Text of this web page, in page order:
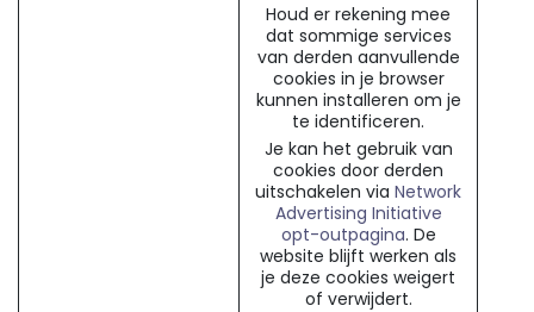
Houd er rekening mee
dat sommige services
van derden aanvullende
cookies in je browser
kunnen installeren om je
te identificeren.
Je kan het gebruik van
cookies door derden
uitschakelen via Network
Advertising Initiative
opt-outpagina. De
website blijft werken als
je deze cookies weigert
of verwijdert.